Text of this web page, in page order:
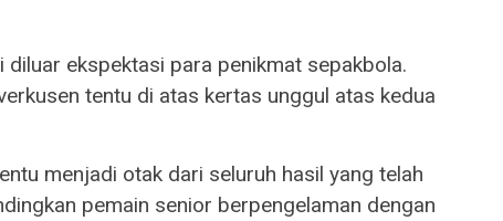
diluar ekspektasi para penikmat sepakbola.
tentu di atas kertas unggul atas kedua
menjadi otak dari seluruh hasil yang telah
pemain senior berpengelaman dengan